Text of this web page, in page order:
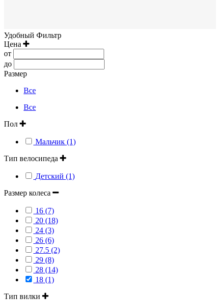
Удобный Фильтр
Цена
от
до
Размер
Все
Все
Пол
Мальчик (1)
Тип велосипеда
Детский (1)
Размер колеса
16 (7)
20 (18)
24 (3)
26 (6)
27.5 (2)
29 (8)
28 (14)
18 (1)
Тип вилки